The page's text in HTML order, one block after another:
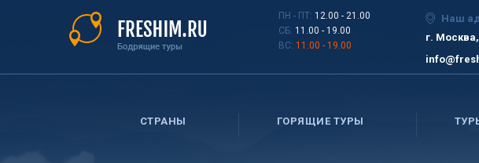
ПН - ПТ: 12.00 - 21.00
СБ: 11.00 - 19.00
ВС: 11.00 - 19.00
Наш
г.
СТРАНЫ ГОРЯЩИЕ ТУРЫ
Вы